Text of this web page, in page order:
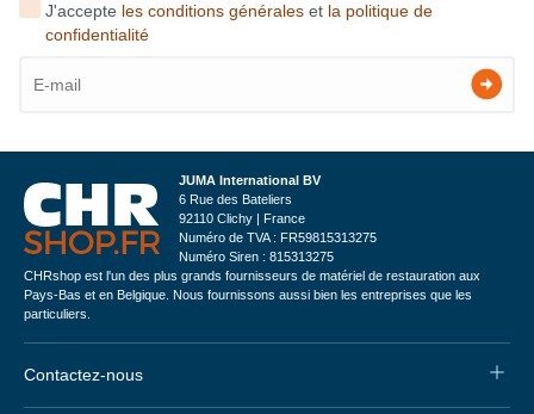
J'accepte les conditions générales et la politique de
confidentialité
JUMA International BV
6 Rue des Bateliers
92110 Clichy | France
Numéro de TVA : FR59815313275
Numéro Siren : 815313275
CHRshop est l'un des plus grands fournisseurs de matériel de restauration aux
Pays-Bas et en Belgique. Nous fournissons aussi bien les entreprises que les
particuliers.
Contactez-nous